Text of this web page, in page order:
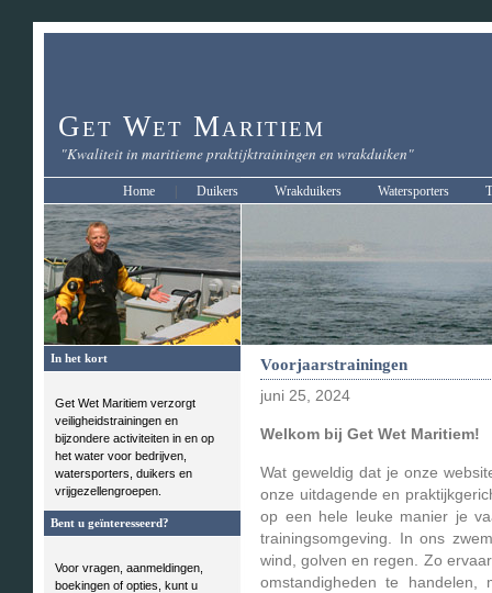
Get Wet Maritiem
"Kwaliteit in maritieme praktijktrainingen en wrakduiken"
Home Duikers Wrakduikers Watersporters
In het kort
Get Wet Maritiem verzorgt
veiligheidstrainingen en
bijzondere activiteiten in en op
het water voor bedrijven,
watersporters, duikers en
vrijgezellengroepen.
Bent u geïnteresseerd?
Voor vragen, aanmeldingen,
boekingen of opties, kunt u
Voorjaarstrainingen
juni 25, 2024
Welkom bij Get Wet Maritiem!
Wat geweldig dat je onze
onze uitdagende en
op een hele leuke manier je
trainingsomgeving. In ons
wind, golven en regen. Zo
omstandigheden te